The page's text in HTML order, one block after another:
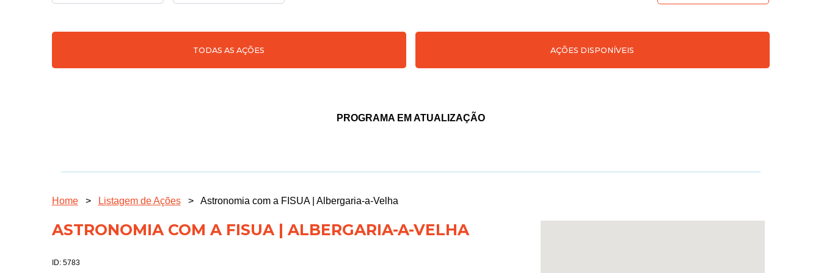
TODAS AS AÇÕES AÇÕES DISPONÍVEIS
PROGRAMA EM ATUALIZAÇÃO
Home > Listagem de Ações > Astronomia com a FISUA | Albergaria-a-Velha
ASTRONOMIA COM A FISUA | ALBERGARIA-A-VELHA
ID: 5783